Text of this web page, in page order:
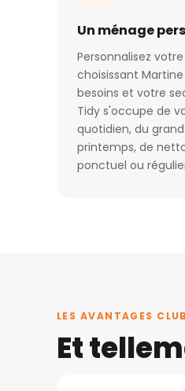
Un ménage
Personnalisez
choisissant
besoins et votre
Tidy s'occupe de
quotidien, du
printemps, de
ponctuel ou
LES AVANTAGES
Et